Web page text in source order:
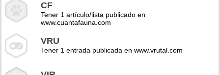
CF
Tener 1 artículo/lista publicado en
www.cuantafauna.com
VRU
Tener 1 entrada publicada en www.vrutal.com